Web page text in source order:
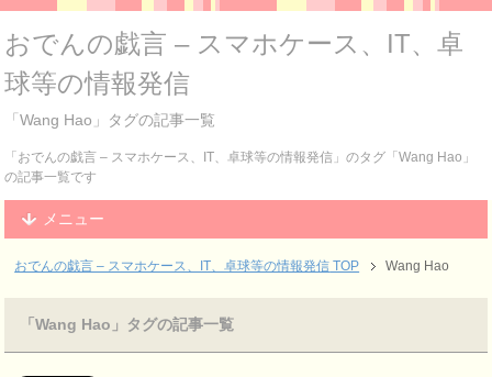
おでんの戯言 – スマホケース、IT、卓
球等の情報発信
「Wang Hao」タグの記事一覧
「おでんの戯言 – スマホケース、IT、卓球等の情報発信」のタグ「Wang Hao」
の記事一覧です
メニュー
おでんの戯言 – スマホケース、IT、卓球等の情報発信 TOP Wang Hao
「Wang Hao」タグの記事一覧